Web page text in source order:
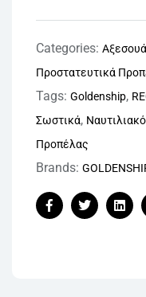
Categories:
Προστατευτικά
Tags: Goldenship,
Σωστικά,
Προπέλας
Brands:
FacebookTwitter